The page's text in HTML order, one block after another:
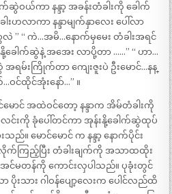
ဆွဲဝယ်ကာ နန္ဒာ့ အခန်းတံခါးကို ခေါက်
ဟလာကာ နန္ဒာမျက်နှာလေး ပေါ်လာ
လဲ ” “ ကဲ…အမိ…နောက်မှမေး တံခါးအရင်
ခေါက်ဆွဲနဲ့ အအေး လာပို့တာ ……” “ ဟာ…
ရမ်းကြိုက်တာ ကျေးဇူးပဲ ဦးမောင်…နန္
ထိုင်အုံးနော်…” ။
င်မောင် အထဲဝင်တော့ နန္ဒာက အိမ်တံခါးကို
င်းကို ခုံပေါ်တင်ကာ အုန်းနို့ခေါက်ဆွဲထုပ်
။ မောင်မောင် က နန္ဒာ့ နောက်ပိုင်း
လိုက်ကြည့်ပြီး တံခါးချက်ကို အသာထထိုး
အင်မတန်ကို ကောင်းလှပါသည်။ ပုခုံးတွင်
ပိုးသား ဂါဝန်ပျော့လေးက ပေါင်လည်ထိ